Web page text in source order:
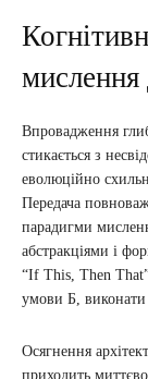
мислення
Впровадження
стикається з
еволюційно
Передача
парадигми
абстракціями і
“If This, Then
умови Б,
Осягнення
приходить